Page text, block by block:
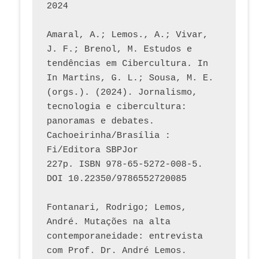
2024
Amaral, A.; Lemos., A.; Vivar,
J. F.; Brenol, M. Estudos e
tendências em Cibercultura. In
In Martins, G. L.; Sousa, M. E.
(orgs.). (2024). Jornalismo,
tecnologia e cibercultura:
panoramas e debates.
Cachoeirinha/Brasília :
Fi/Editora SBPJor
227p. ISBN 978-65-5272-008-5.
DOI 10.22350/9786552720085
Fontanari, Rodrigo; Lemos,
André. Mutações na alta
contemporaneidade: entrevista
com Prof. Dr. André Lemos.